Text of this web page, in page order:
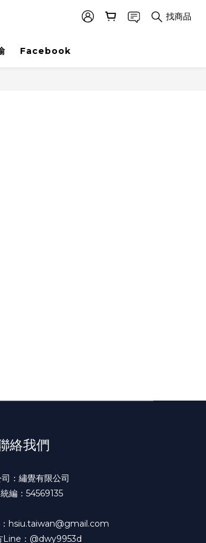
找商品
Facebook
絡我們
：繡覺有限公司
編：54569135
：hsiu.taiwan@gmail.com
Line：@dwy9953d